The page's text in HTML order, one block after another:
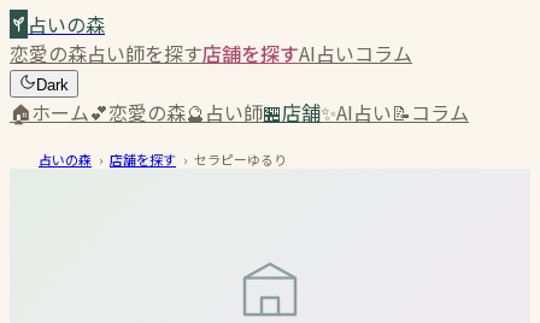
占いの森
恋愛の森占い師を探す店舗を探すAI占いコラム
Dark
🏠ホーム💕恋愛の森🔮占い師🏪店舗✨AI占い📝コラム
占いの森 › 店舗を探す › セラピーゆるり